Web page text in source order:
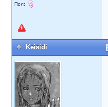
Пол:
Keisidi